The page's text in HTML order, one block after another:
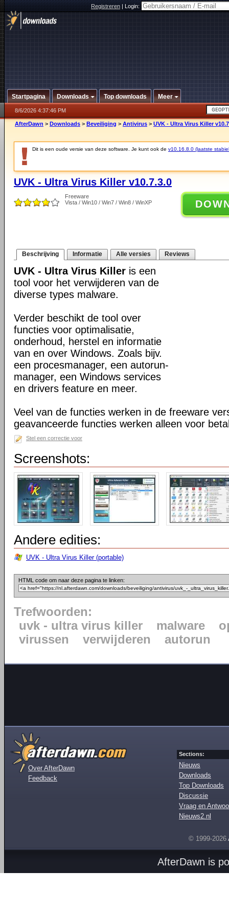
Registreren|Login:
Startpagina Downloads Top downloads Meer
8/6/2026 4:37:46 PM
AfterDawn > Downloads > Beveiliging > Antivirus > UVK - Ultra Virus Killer
Dit is een oude versie van deze software. Je kunt ook de v10.16.8.0 (laatste
UVK - Ultra Virus Killer v10.7.3.0
Freeware
Vista / Win10 / Win7 / Win8 / WinXP
Beschrijving Informatie Alle versies Reviews
UVK - Ultra Virus Killer is een
tool voor het verwijderen van de
diverse types malware.
Verder beschikt de tool over
functies voor optimalisatie,
onderhoud, herstel en informatie
van en over Windows. Zoals bijv.
een procesmanager, een autorun-
manager, een Windows services
en drivers feature en meer.
Veel van de functies werken in de freeware
geavanceerde functies werken alleen voor
Stel een correctie voor
Screenshots:
Andere edities:
UVK - Ultra Virus Killer (portable)
HTML code om naar deze pagina te linken:
Trefwoorden:
uvk - ultra virus killer
malware
virussen
verwijderen autorun
Over AfterDawn
Feedback
Sections:
Nieuws
Downloads
Top Downloads
Discussie
Vraag en
Nieuws2.nl
© 1999-2026
AfterDawn is